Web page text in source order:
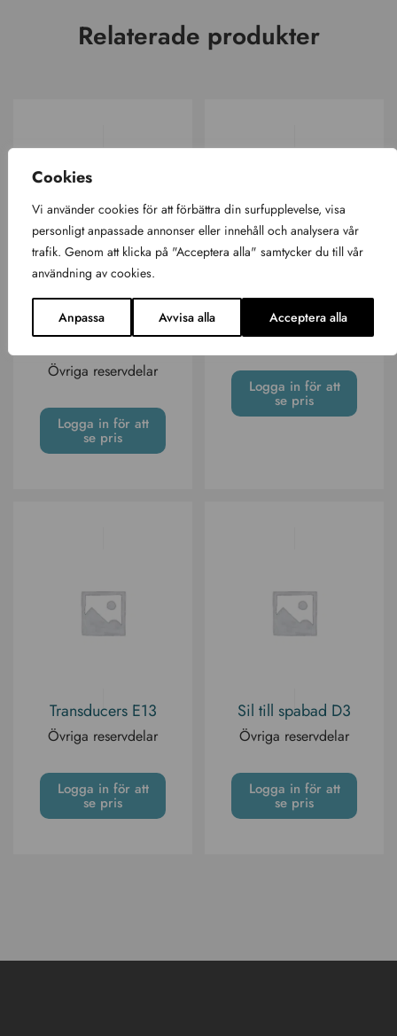
Cookies
Vi använder cookies för att förbättra din surfupplevelse, visa
personligt anpassade annonser eller innehåll och analysera vår
trafik. Genom att klicka på "Acceptera alla" samtycker du till vår
användning av cookies.
Anpassa Avvisa alla Acceptera alla
Relaterade produkter
Högtalare –
Audio-System
Övriga reservdelar
Logga in för att
se pris
Högtalare Old E10
Övriga reservdelar
Logga in för att
se pris
Transducers E13
Övriga reservdelar
Logga in för att
se pris
Sil till spabad D3
Övriga reservdelar
Logga in för att
se pris